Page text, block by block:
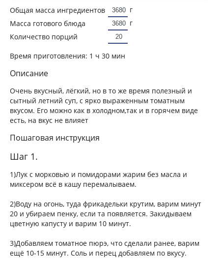
Общая масса ингредиентов
г
Масса готового блюда
г
Количество порций
Время приготовления: 1 ч 30 мин
Описание
Очень вкусный, лёгкий, но в то же время полезный и
сытный летний суп, с ярко выраженным томатным
вкусом. Его можно как в холодном,так и в горячем виде
есть, на вкус не влияет
Пошаговая инструкция
Шаг 1.
1)Лук с морковью и помидорами жарим без масла и
миксером всё в кашу перемалываем.
2)Воду на огонь, туда фрикадельки крутим, варим минут
20 и убираем пенку, если та появляется. Закидываем
цветную капусту и варим 10 минут.
3)Добавляем томатное пюрэ, что сделали ранее, варим
ещё 10-15 минут. Соль и перец добавляем по вкусу.